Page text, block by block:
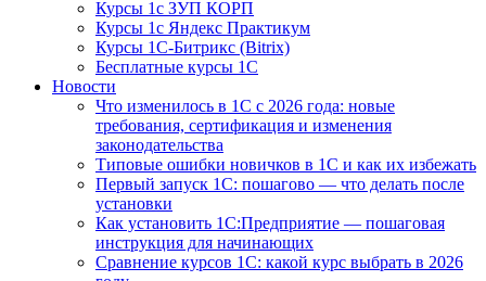
Курсы 1с ЗУП КОРП
Курсы 1с Яндекс Практикум
Курсы 1С-Битрикс (Bitrix)
Бесплатные курсы 1С
Новости
Что изменилось в 1С с 2026 года: новые
требования, сертификация и изменения
законодательства
Типовые ошибки новичков в 1С и как их избежать
Первый запуск 1С: пошагово — что делать после
установки
Как установить 1С:Предприятие — пошаговая
инструкция для начинающих
Сравнение курсов 1С: какой курс выбрать в 2026